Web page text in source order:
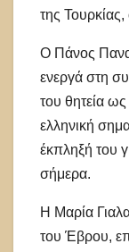
της
Ο Πάνος
ενεργά στη
του θητεία
ελληνική
έκπληξή του
σήμερα.
Η Μαρία
του Έβρου,